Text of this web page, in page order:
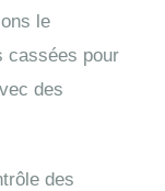
le
cassées pour
des
des